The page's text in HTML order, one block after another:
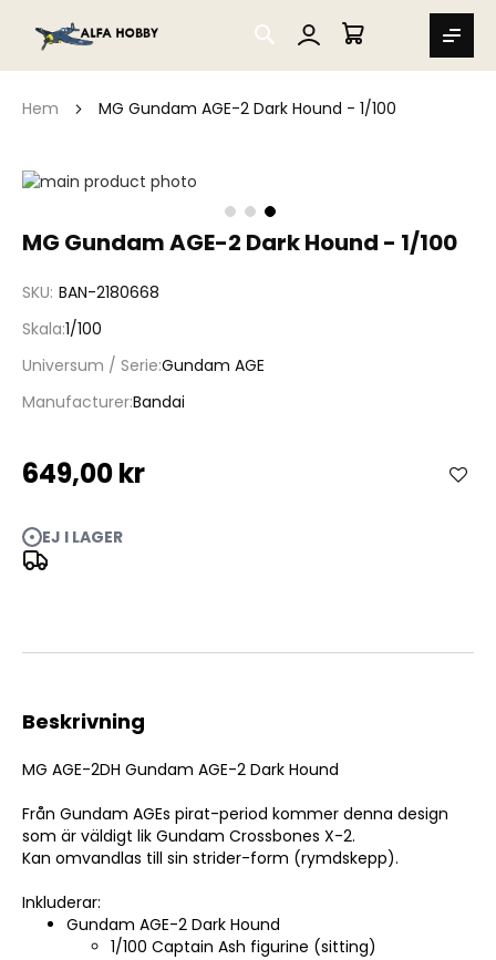
SEARCH
MIN VARUKORG
Hem MG Gundam AGE-2 Dark Hound - 1/100
MG Gundam AGE-2 Dark Hound - 1/100
SKU BAN-2180668
Skala 1/100
Universum / Serie Gundam AGE
ManufacturerBandai
649,00 kr
EJ I LAGER
Hoppa
av
MG Gundam AGE-2 Dark Hound - 1/100
Hoppa
av
bildgalleriet
Beskrivning
MG AGE-2DH Gundam AGE-2 Dark Hound
Från Gundam AGEs pirat-period kommer denna design
som är väldigt lik Gundam Crossbones X-2.
Kan omvandlas till sin strider-form (rymdskepp).
Inkluderar:
Gundam AGE-2 Dark Hound
1/100 Captain Ash figurine (sitting)